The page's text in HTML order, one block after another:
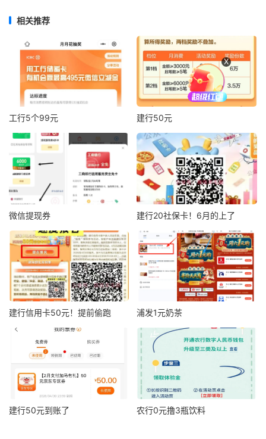
相关推荐
工行5个99元 建行50元
微信提现券 建行20社保卡！6月的上了
建行信用卡50元！提前偷跑 浦发1元奶茶
建行50元到账了 农行0元撸3瓶饮料
X